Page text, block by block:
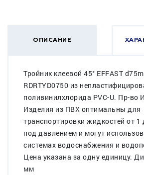
ОПИСАНИЕ
Тройник клеевой 45° EFFAST
RDRTYD0750 из
поливинилхлорида PVC-U. Пр-во
Изделия из ПВХ оптимальны для
транспортировки жидкостей от 1
под давлением и могут
системах водоснабжения и
Цена указана за одну единицу.
мм